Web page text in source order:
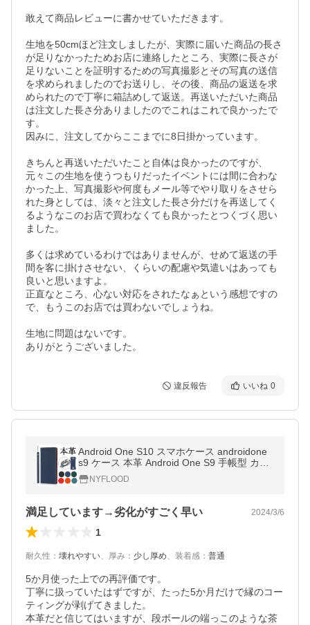
敢えて商品レビューに書かせていただきます。
生地を50cmほど注文しましたが、実際に届いた商品の長さ
が足りなかったためお店に連絡したところ、実際に長さが
足りないことを証明するための写真撮影とその写真の送信
を求められましたのでお送りし、その後、商品の返送を求
められたので丁寧に箱詰めして返送。再送いただいた商品
は注文した長さ分ありましたのでこれはこれで良かったで
す。
因みに、注文してからここまでに8日掛かっています。
きちんと再送いただいたこと自体は良かったのですが、
元々この生地を使うつもりだったイベントには間に合わな
かった上、写真撮影や何度もメール等でやり取りをさせら
れた身としては、淡々と注文した長さ分だけを再送してく
るようなこのお店で買わなくても良かったとつくづく思い
ました。
多くは求めているわけではありませんが、せめて返送の手
間を客に掛けさせない、くらいの配慮や気遣いはあっても
良いと思いますよ。
正直なところ、心ない対応をされたなぁという感想ですの
で、もうこのお店では買わないでしょうね。
生地に問題はないです。
ありがとうございました。
違反報告 いいね 0
Android One S10 スマホケース androidone
s9 ケース 本革 Android One S9 手帳型 カバ
ー アンドロイド ワン S10 カバー ブック型
ストラップ カード収納
NYFLOOD
満足しています→劣化がすごく早い 2024/3/6
1
耐久性 ： 壊れやすい、 厚み ： 少し厚め、 装着感 ： 普通
5か月使った上での再評価です。
丁寧に扱っていたはずですが、たった5か月だけで縁のコー
ティングが剥げてきました。
本革だと信じてはいますが、段ボールの端っこのような茶